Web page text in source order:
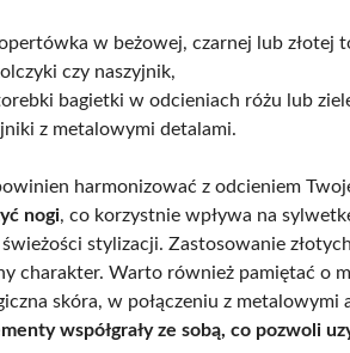
w beżowej, czarnej lub złotej
czy naszyjnik,
bagietki w odcieniach różu lub
z metalowymi detalami.
harmonizować z odcieniem
nogi, co korzystnie wpływa na
stylizacji. Zastosowanie
charakter. Warto również pamiętać o
skóra, w połączeniu z metalowymi
współgrały ze sobą, co pozwoli